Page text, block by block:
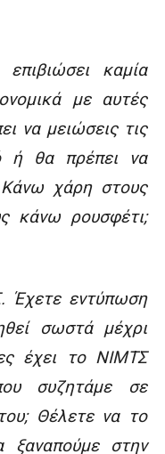
καμία
με αυτές
να μειώσεις τις
ή θα πρέπει να
Κάνω χάρη στους
κάνω ρουσφέτι;
Έχετε εντύπωση
σωστά μέχρι
έχει το ΝΙΜΤΣ
συζητάμε σε
Θέλετε να το
ξαναπούμε στην